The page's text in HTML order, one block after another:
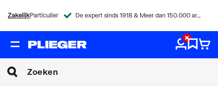
ZakelijkParticulier De expert sinds 1918 & Meer dan 150.000 artikelen